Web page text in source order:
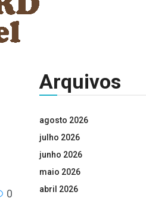
0
Arquivos
agosto 2026
julho 2026
junho 2026
maio 2026
abril 2026